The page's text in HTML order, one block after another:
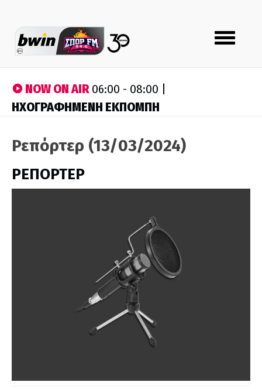
Toggle
navigation
NOW ON AIR06:00 - 08:00 |
ΗΧΟΓΡΑΦΗΜΕΝΗ ΕΚΠΟΜΠΗ
Ρεπόρτερ (13/03/2024)
ΡΕΠΟΡΤΕΡ